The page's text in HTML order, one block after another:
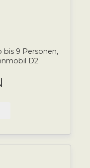
bis 9 Personen,
D2